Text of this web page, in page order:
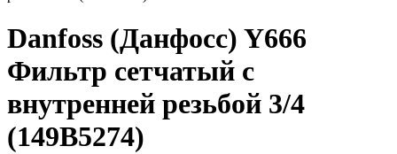
Danfoss (Данфосс) Y666
Фильтр сетчатый с
внутренней резьбой 3/4
(149B5274)